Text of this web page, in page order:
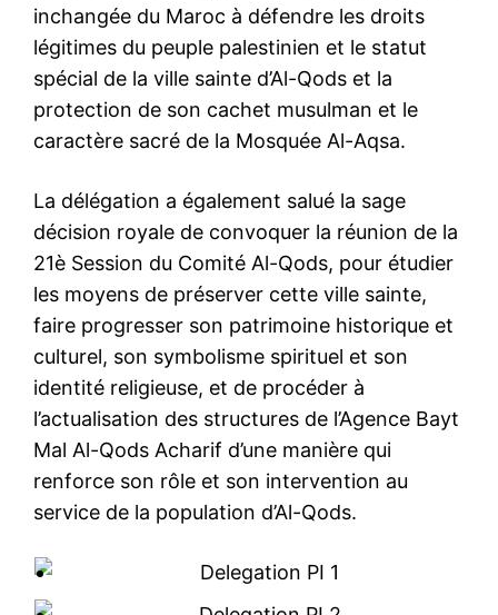
inchangée du Maroc à défendre les droits
légitimes du peuple palestinien et le statut
spécial de la ville sainte d’Al-Qods et la
protection de son cachet musulman et le
caractère sacré de la Mosquée Al-Aqsa.
La délégation a également salué la sage
décision royale de convoquer la réunion de la
21è Session du Comité Al-Qods, pour étudier
les moyens de préserver cette ville sainte,
faire progresser son patrimoine historique et
culturel, son symbolisme spirituel et son
identité religieuse, et de procéder à
l’actualisation des structures de l’Agence Bayt
Mal Al-Qods Acharif d’une manière qui
renforce son rôle et son intervention au
service de la population d’Al-Qods.